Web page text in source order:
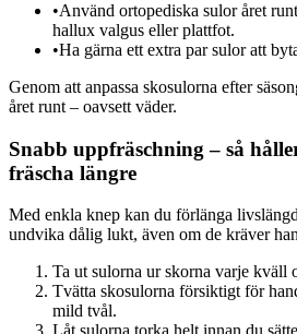
•Använd ortopediska sulor året
hallux valgus eller plattfot.
•Ha gärna ett extra par sulor att
Genom att anpassa skosulorna efter
året runt – oavsett väder.
Snabb uppfräschning – så
fräscha längre
Med enkla knep kan du förlänga
undvika dålig lukt, även om de kräver
Ta ut sulorna ur skorna varje kväll
Tvätta skosulorna försiktigt för
mild tvål.